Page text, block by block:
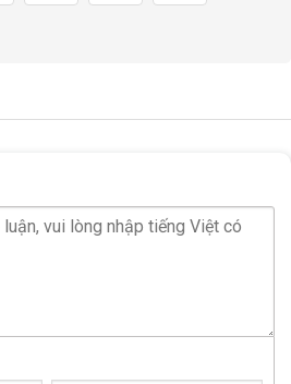
Khóa Dây Xe Đạp Raca – 4
Số Mật Mã